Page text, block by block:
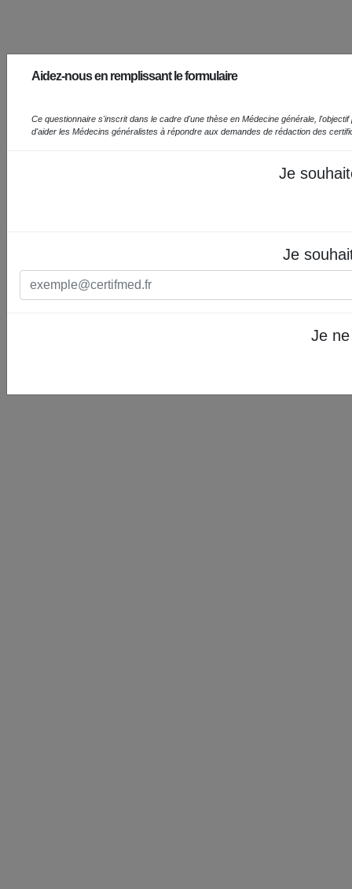
Aidez-nous en remplissant le formulaire
Ce questionnaire s'inscrit dans le cadre d'une thèse en Médecine générale,
d'aider les Médecins généralistes à répondre aux demandes de rédaction des
Je
Je
Je